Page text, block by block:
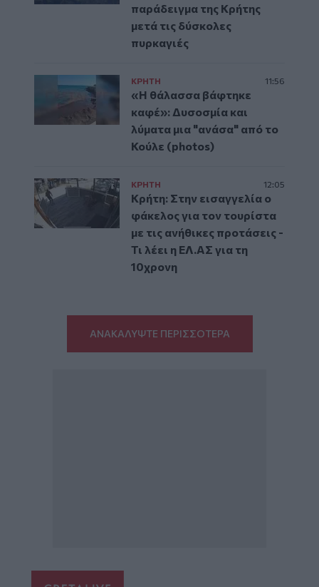
παράδειγμα της Κρήτης
μετά τις δύσκολες
πυρκαγιές
ΚΡΗΤΗ 11:56
«Η θάλασσα βάφτηκε
καφέ»: Δυσοσμία και
λύματα μια "ανάσα" από το
Κούλε (photos)
ΚΡΗΤΗ 12:05
Κρήτη: Στην εισαγγελία ο
φάκελος για τον τουρίστα
με τις ανήθικες προτάσεις -
Τι λέει η ΕΛ.ΑΣ για τη
10χρονη
ΑΝΑΚΑΛΥΨΤΕ ΠΕΡΙΣΣΟΤΕΡΑ